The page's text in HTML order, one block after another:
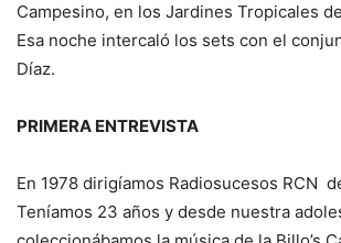
Campesino, en los Jardines Tropicales
Esa noche intercaló los sets con el
Díaz.
PRIMERA ENTREVISTA
En 1978 dirigíamos Radiosucesos RCN
Teníamos 23 años y desde nuestra